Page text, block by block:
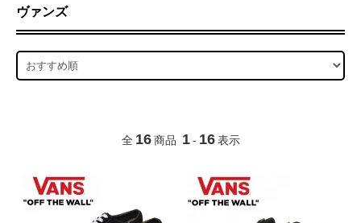
ヴァンズ
全 16 商品 1 - 16 表示